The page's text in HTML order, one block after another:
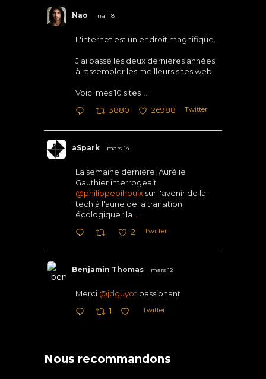
Nao mai 18
L'internet est un endroit magnifique.
J'ai passé les deux dernières années
à rassembler les meilleurs sites web.
Voici mes 10 sites
3880 26988 Twitter
aSpark mars 14
La semaine dernière, Aurélie
Gauthier interrogeait
@philippebihouix sur l'avenir de la
tech à l'aune de la transition
écologique : la
2 Twitter
Benjamin Thomas mars 12
Merci @jdguyot passionant
1 Twitter
Nous recommandons